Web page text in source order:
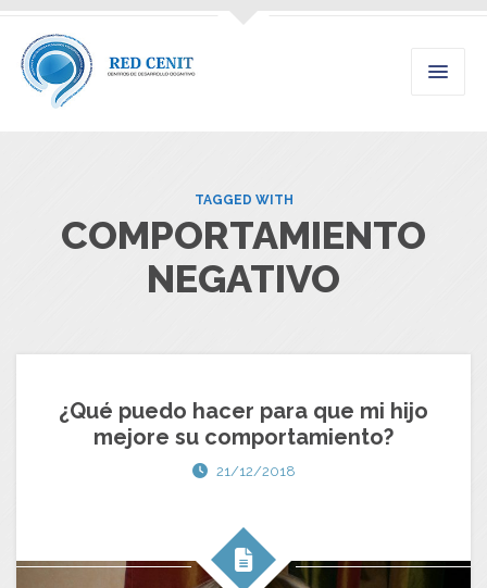
TAGGED WITH
COMPORTAMIENTO
NEGATIVO
¿Qué puedo hacer para que mi hijo
mejore su comportamiento?
21/12/2018